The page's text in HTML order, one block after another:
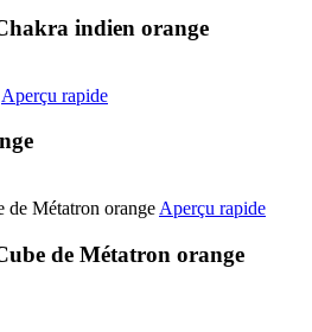
indien orange
Aperçu rapide
Aperçu rapide
de Métatron orange